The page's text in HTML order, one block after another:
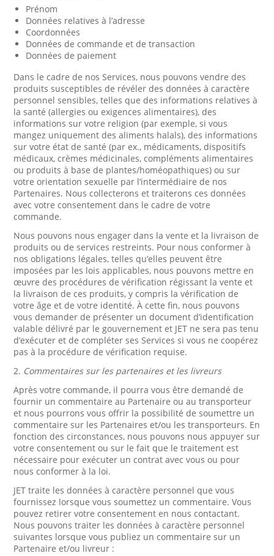
Prénom
Données relatives à l’adresse
Coordonnées
Données de commande et de transaction
Données de paiement
Dans le cadre de nos Services, nous pouvons vendre des
produits susceptibles de révéler des données à caractère
personnel sensibles, telles que des informations relatives à
la santé (allergies ou exigences alimentaires), des
informations sur votre religion (par exemple, si vous
mangez uniquement des aliments halals), des informations
sur votre état de santé (par ex., médicaments, dispositifs
médicaux, crèmes médicinales, compléments alimentaires
ou produits à base de plantes/homéopathiques) ou sur
votre orientation sexuelle par l’intermédiaire de nos
Partenaires. Nous collecterons et traiterons ces données
avec votre consentement dans le cadre de votre
commande.
Nous pouvons nous engager dans la vente et la livraison de
produits ou de services restreints. Pour nous conformer à
nos obligations légales, telles qu’elles peuvent être
imposées par les lois applicables, nous pouvons mettre en
œuvre des procédures de vérification régissant la vente et
la livraison de ces produits, y compris la vérification de
votre âge et de votre identité. À cette fin, nous pouvons
vous demander de présenter un document d’identification
valable délivré par le gouvernement et JET ne sera pas tenu
d’exécuter et de compléter ses Services si vous ne coopérez
pas à la procédure de vérification requise.
2. Commentaires sur les partenaires et les livreurs
Après votre commande, il pourra vous être demandé de
fournir un commentaire au Partenaire ou au transporteur
et nous pourrons vous offrir la possibilité de soumettre un
commentaire sur les Partenaires et/ou les transporteurs. En
fonction des circonstances, nous pouvons nous appuyer sur
votre consentement ou sur le fait que le traitement est
nécessaire pour exécuter un contrat avec vous ou pour
nous conformer à la loi.
JET traite les données à caractère personnel que vous
fournissez lorsque vous soumettez un commentaire. Vous
pouvez retirer votre consentement en nous contactant.
Nous pouvons traiter les données à caractère personnel
suivantes lorsque vous publiez un commentaire sur un
Partenaire et/ou livreur :